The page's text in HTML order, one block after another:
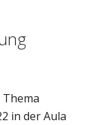
in der Aula